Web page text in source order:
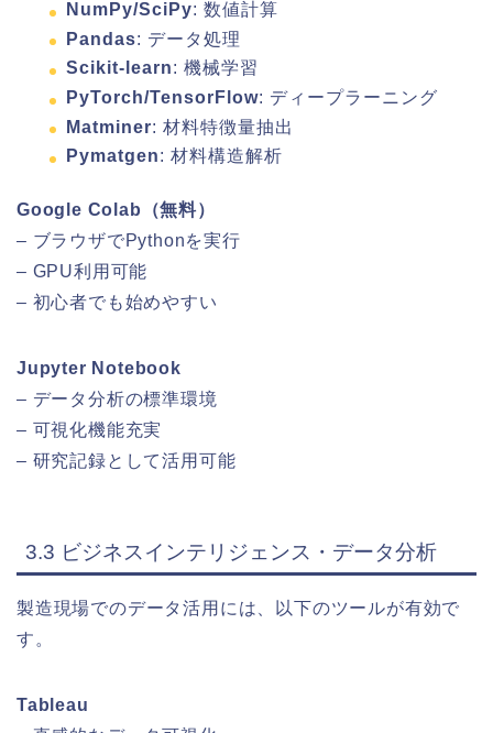
NumPy/SciPy: 数値計算
Pandas: データ処理
Scikit-learn: 機械学習
PyTorch/TensorFlow: ディープラーニング
Matminer: 材料特徴量抽出
Pymatgen: 材料構造解析
Google Colab（無料）
– ブラウザでPythonを実行
– GPU利用可能
– 初心者でも始めやすい
Jupyter Notebook
– データ分析の標準環境
– 可視化機能充実
– 研究記録として活用可能
3.3 ビジネスインテリジェンス・データ分析
製造現場でのデータ活用には、以下のツールが有効で
す。
Tableau